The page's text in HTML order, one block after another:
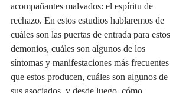
acompañantes malvados: el espíritu de
rechazo. En estos estudios hablaremos de
cuáles son las puertas de entrada para estos
demonios, cuáles son algunos de los
síntomas y manifestaciones más frecuentes
que estos producen, cuáles son algunos de
sus asociados, y desde luego, cómo